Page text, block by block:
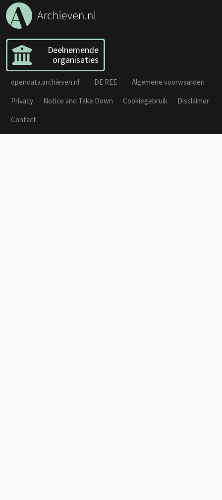
Deelnemende
organisaties
opendata.archieven.nl DE REE
Algemene voorwaarden
Privacy
Notice and Take Down Cookiegebruik
Disclaimer
Contact